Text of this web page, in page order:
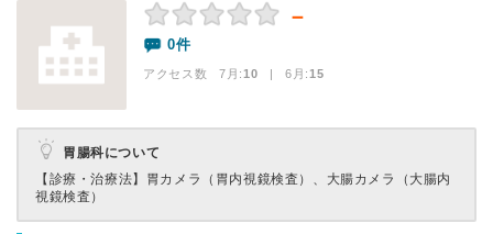
－
0件
アクセス数 7月:10 | 6月:15
胃腸科について
【診療・治療法】 胃カメラ（胃内視鏡検査）、大腸カメラ（大腸内
視鏡検査）